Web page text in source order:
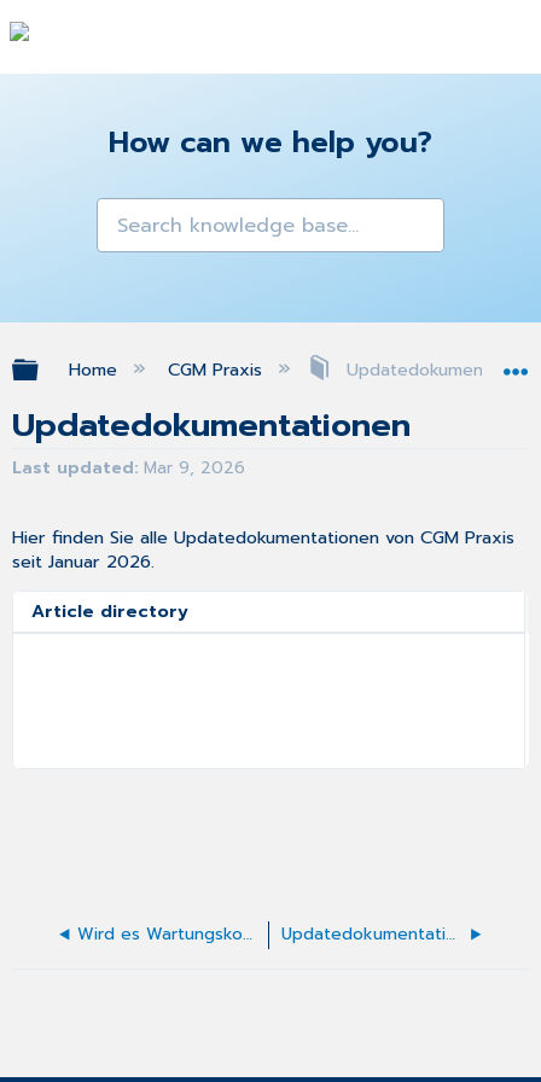
How can we help you?
Expand/collapse global hierarchy
Home CGM Praxis
Updatedokumentationen
Last updated Mar 9, 2026
Hier finden Sie alle Updatedokumentationen von CGM Praxis
seit Januar 2026.
Article directory
Wird es Wartungskosten geben und wenn ja, wie hoch werden diese sein? Updatedokumentation Version 2026.10-2026.12 von CGM Praxis